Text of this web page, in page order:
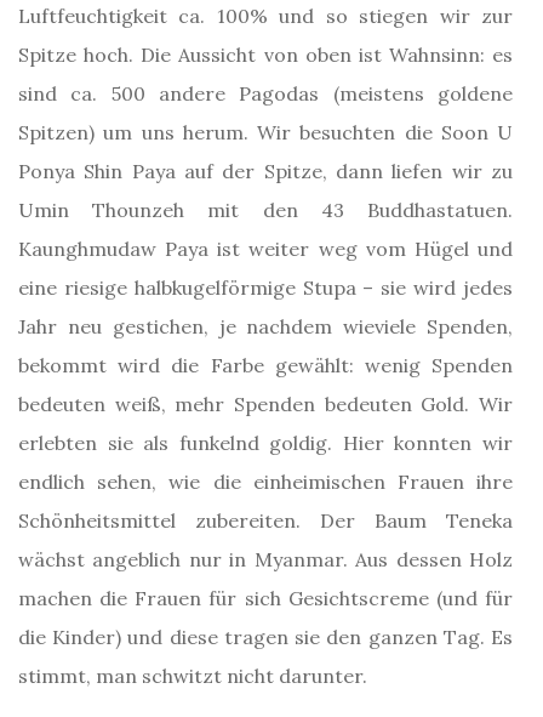
Luftfeuchtigkeit ca. 100% und so stiegen wir zur
Spitze hoch. Die Aussicht von oben ist Wahnsinn: es
sind ca. 500 andere Pagodas (meistens goldene
Spitzen) um uns herum. Wir besuchten die Soon U
Ponya Shin Paya auf der Spitze, dann liefen wir zu
Umin Thounzeh mit den 43 Buddhastatuen.
Kaunghmudaw Paya ist weiter weg vom Hügel und
eine riesige halbkugelförmige Stupa – sie wird jedes
Jahr neu gestichen, je nachdem wieviele Spenden,
bekommt wird die Farbe gewählt: wenig Spenden
bedeuten weiß, mehr Spenden bedeuten Gold. Wir
erlebten sie als funkelnd goldig. Hier konnten wir
endlich sehen, wie die einheimischen Frauen ihre
Schönheitsmittel zubereiten. Der Baum Teneka
wächst angeblich nur in Myanmar. Aus dessen Holz
machen die Frauen für sich Gesichtscreme (und für
die Kinder) und diese tragen sie den ganzen Tag. Es
stimmt, man schwitzt nicht darunter.